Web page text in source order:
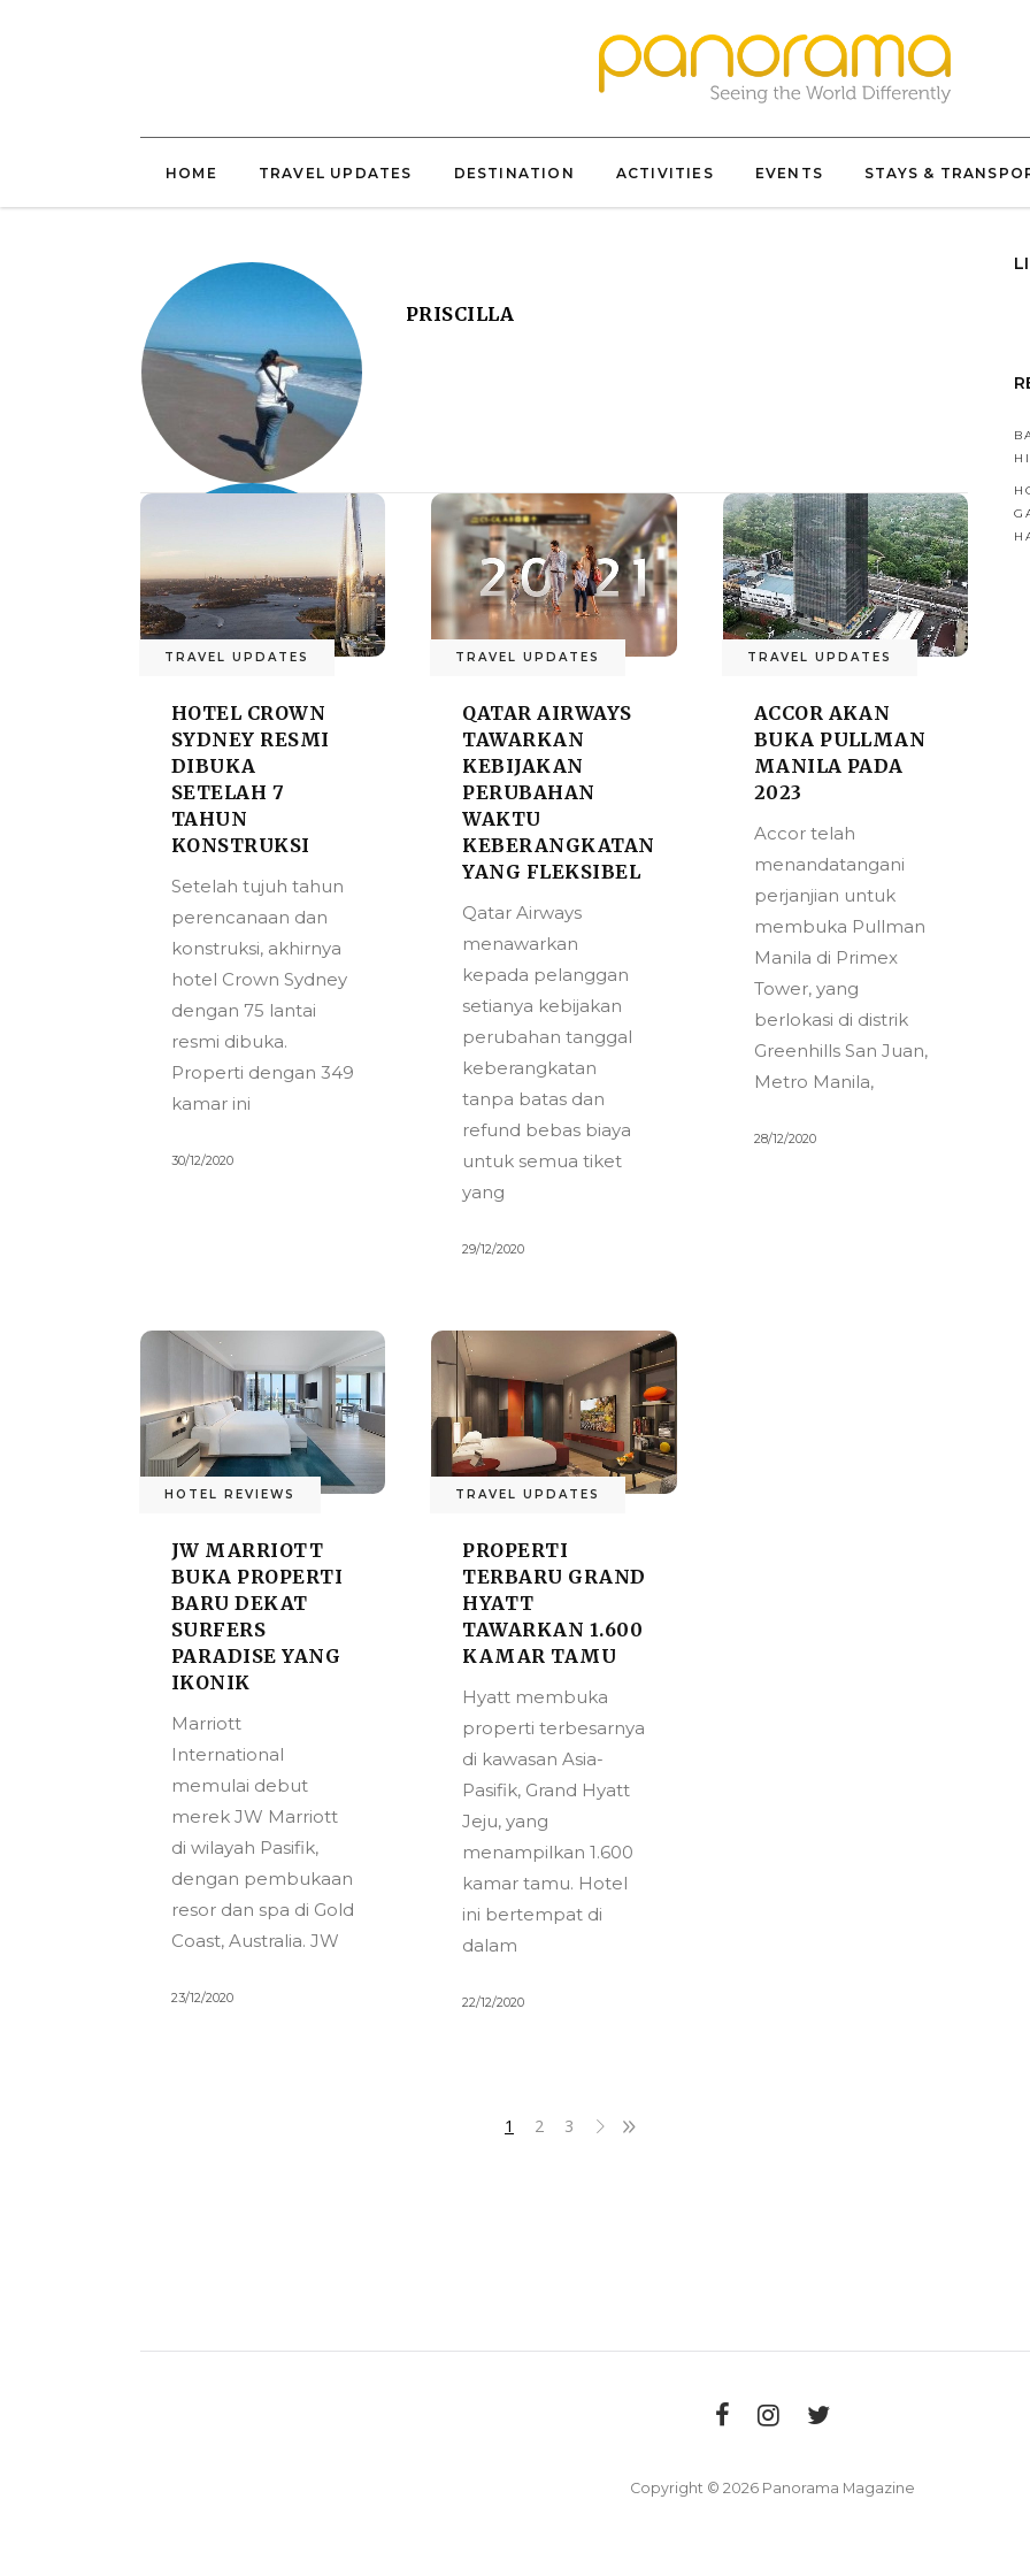
HOME TRAVEL UPDATES DESTINATION ACTIVITIES EVENTS STAYS &
PRISCILLA
TRAVEL UPDATES
HOTEL CROWN
SYDNEY RESMI
DIBUKA
SETELAH 7
TAHUN
KONSTRUKSI
Setelah tujuh tahun
perencanaan dan
konstruksi, akhirnya
hotel Crown Sydney
dengan 75 lantai
resmi dibuka.
Properti dengan 349
kamar ini
30/12/2020
TRAVEL UPDATES
QATAR AIRWAYS
TAWARKAN
KEBIJAKAN
PERUBAHAN
WAKTU
KEBERANGKATAN
YANG FLEKSIBEL
Qatar Airways
menawarkan
kepada pelanggan
setianya kebijakan
perubahan tanggal
keberangkatan
tanpa batas dan
refund bebas biaya
untuk semua tiket
yang
29/12/2020
TRAVEL UPDATES
ACCOR AKAN
BUKA PULLMAN
MANILA PADA
2023
Accor telah
menandatangani
perjanjian untuk
membuka Pullman
Manila di Primex
Tower, yang
berlokasi di distrik
Greenhills San Juan,
Metro Manila,
28/12/2020
HOTEL REVIEWS
JW MARRIOTT
BUKA PROPERTI
BARU DEKAT
SURFERS
PARADISE YANG
IKONIK
Marriott
International
memulai debut
merek JW Marriott
di wilayah Pasifik,
dengan pembukaan
resor dan spa di Gold
Coast, Australia. JW
23/12/2020
TRAVEL UPDATES
PROPERTI
TERBARU GRAND
HYATT
TAWARKAN 1.600
KAMAR TAMU
Hyatt membuka
properti terbesarnya
di kawasan Asia-
Pasifik, Grand Hyatt
Jeju, yang
menampilkan 1.600
kamar tamu. Hotel
ini bertempat di
dalam
22/12/2020
1 2 3
Copyright © 2026 Panorama Magazine